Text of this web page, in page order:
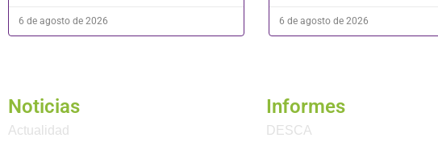
6 de agosto de 2026 6 de agosto de 2026
Noticias
Actualidad
Informes
DESCA